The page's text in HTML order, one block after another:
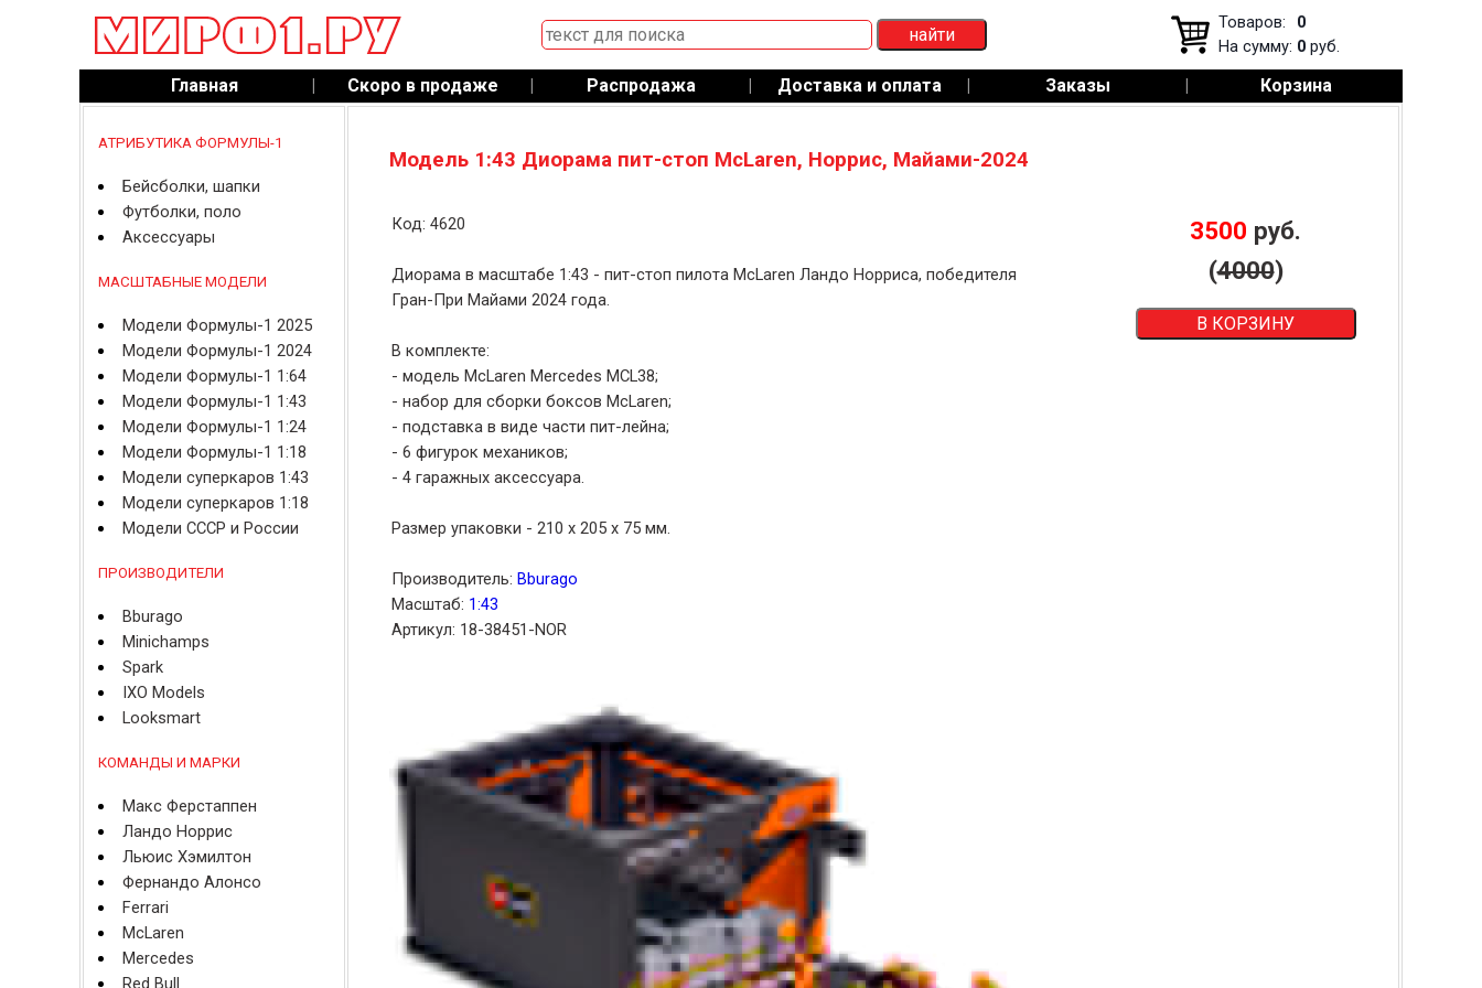
Товаров:
0
На сумму: 0 руб.
Главная | Скоро в продаже | Распродажа | Доставка и оплата | Заказы | Корзина
АТРИБУТИКА ФОРМУЛЫ-1
Бейсболки, шапки
Футболки, поло
Аксессуары
МАСШТАБНЫЕ МОДЕЛИ
Модели Формулы-1 2025
Модели Формулы-1 2024
Модели Формулы-1 1:64
Модели Формулы-1 1:43
Модели Формулы-1 1:24
Модели Формулы-1 1:18
Модели суперкаров 1:43
Модели суперкаров 1:18
Модели СССР и России
ПРОИЗВОДИТЕЛИ
Bburago
Minichamps
Spark
IXO Models
Looksmart
КОМАНДЫ И МАРКИ
Макс Ферстаппен
Ландо Норрис
Льюис Хэмилтон
Фернандо Алонсо
Ferrari
McLaren
Mercedes
Red Bull
Модель 1:43 Диорама пит-стоп McLaren, Норрис, Майами-2024
Код: 4620
Диорама в масштабе 1:43 - пит-стоп пилота McLaren Ландо Норриса, победителя
Гран-При Майами 2024 года.
В комплекте:
- модель McLaren Mercedes MCL38;
- набор для сборки боксов McLaren;
- подставка в виде части пит-лейна;
- 6 фигурок механиков;
- 4 гаражных аксесcуара.
Размер упаковки - 210 x 205 x 75 мм.
Производитель: Bburago
Масштаб: 1:43
Артикул: 18-38451-NOR
3500 руб.
(4000)
В КОРЗИНУ